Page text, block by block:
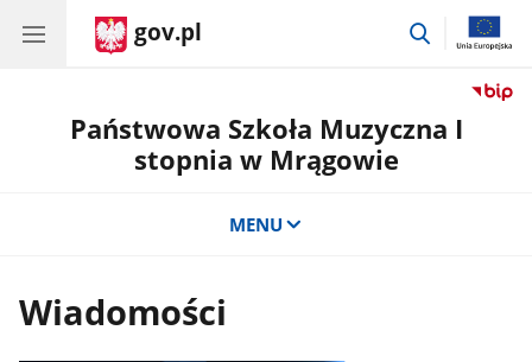
gov.pl
przejdź
Państwowa Szkoła Muzyczna I
stopnia w Mrągowie
MENU
Wiadomości